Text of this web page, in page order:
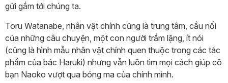
gửi gắm tới chúng ta.
Toru Watanabe, nhân vật chính cũng là trung tâm, cầu nối
của những câu chuyện, một con người trầm lặng, ít nói
(cũng là hình mẫu nhân vật chính quen thuộc trong các tác
phẩm của bác Haruki) nhưng vẫn luôn tìm mọi cách giúp cô
bạn Naoko vượt qua bóng ma của chính mình.